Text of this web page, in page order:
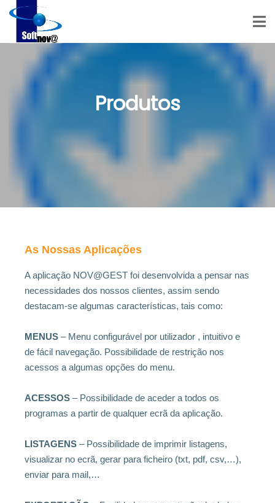
Produtos
As Nossas Aplicações
A aplicação NOV@GEST foi desenvolvida a pensar nas
necessidades dos nossos clientes, assim sendo
destacam-se algumas características, tais como:
MENUS – Menu configurável por utilizador , intuitivo e
de fácil navegação. Possibilidade de restrição nos
acessos a algumas opções do menu.
ACESSOS – Possibilidade de aceder a todos os
programas a partir de qualquer ecrã da aplicação.
LISTAGENS – Possibilidade de imprimir listagens,
visualizar no ecrã, gerar para ficheiro (txt, pdf, csv,…),
enviar para mail,…